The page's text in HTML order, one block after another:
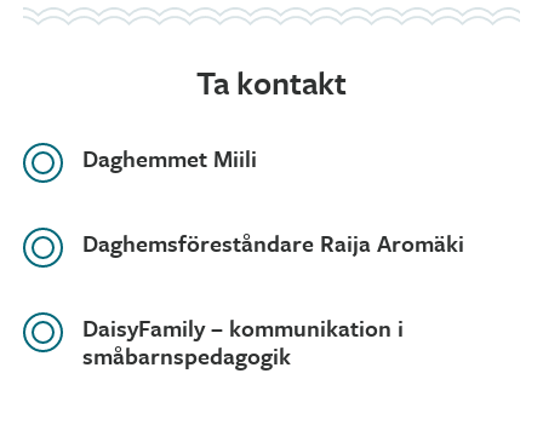
Ta kontakt
Daghemmet Miili
Daghemsföreståndare Raija Aromäki
DaisyFamily – kommunikation i
småbarnspedagogik